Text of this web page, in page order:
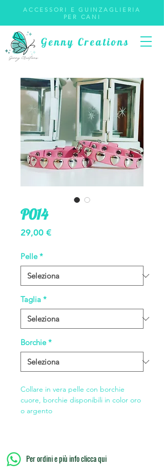
Genny Creations
ACCESSORI E GUINZAGLIERIA
PER CANI
P014
29,00 €Prezzo
Pelle *
Taglia *
Borchie *
Collare in vera pelle con borchie
cuore, borchie disponibili in color oro
o argento
Per ordini e più info clicca qui